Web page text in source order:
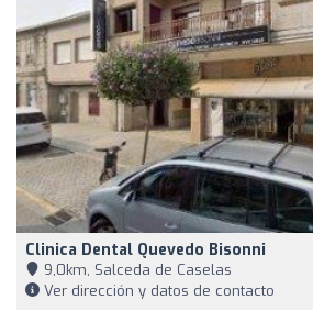
Clinica Dental Quevedo Bisonni
9,0km, Salceda de Caselas
Ver dirección y datos de contacto